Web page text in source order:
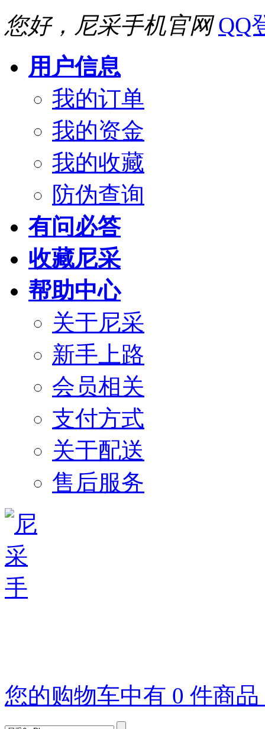
您好，尼采手机官网 QQ
用户信息
我的订单
我的资金
我的收藏
防伪查询
有问必答
收藏尼采
帮助中心
关于尼采
新手上路
会员相关
支付方式
关于配送
售后服务
您的购物车中有 0 件商